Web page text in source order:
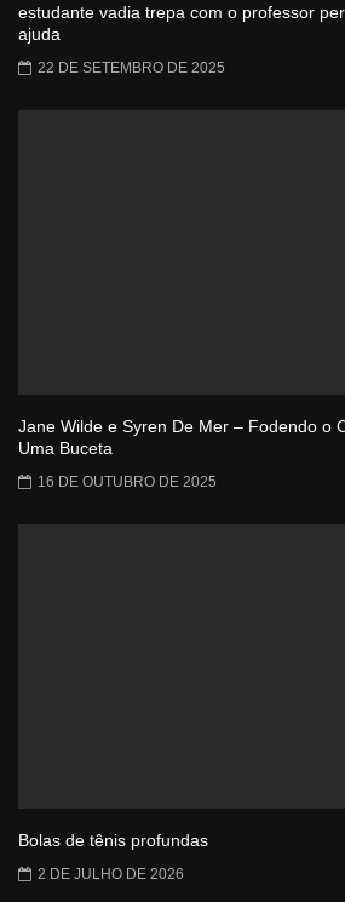
estudante vadia trepa com o professor
ajuda
22 DE SETEMBRO DE 2025
Jane Wilde e Syren De Mer – Fodendo o
Uma Buceta
16 DE OUTUBRO DE 2025
Bolas de tênis profundas
2 DE JULHO DE 2026